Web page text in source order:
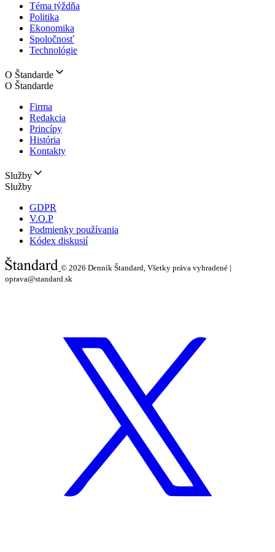
Téma týždňa
Politika
Ekonomika
Spoločnosť
Technológie
O Štandarde
O Štandarde
Firma
Redakcia
Princípy
História
Kontakty
Služby
Služby
GDPR
V.O.P
Podmienky používania
Kódex diskusií
© 2026 Denník Štandard, Všetky práva vyhradené |
oprava@standard.sk